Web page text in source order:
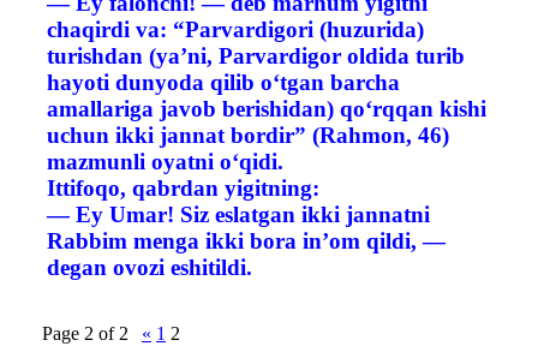
chaqirdi va: “Parvardigori (huzurida)
turishdan (ya’ni, Parvardigor oldida turib
hayoti dunyoda qilib o‘tgan barcha
amallariga javob berishidan) qo‘rqqan kishi
uchun ikki jannat bordir” (Rahmon, 46)
mazmunli oyatni o‘qidi.
Ittifoqo, qabrdan yigitning:
— Ey Umar! Siz eslatgan ikki jannatni
Rabbim menga ikki bora in’om qildi, —
degan ovozi eshitildi.
Page 2 of 2 « 1 2